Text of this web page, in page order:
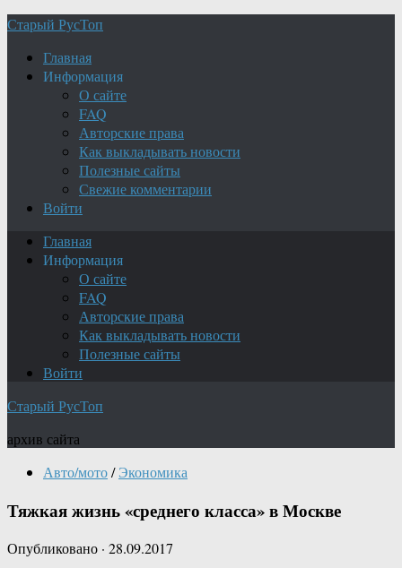
Старый РусТоп
Главная
Информация
О сайте
FAQ
Авторские права
Как выкладывать новости
Полезные сайты
Свежие комментарии
Войти
Главная
Информация
О сайте
FAQ
Авторские права
Как выкладывать новости
Полезные сайты
Войти
Старый РусТоп
архив сайта
Авто/мото/ Экономика
Тяжкая жизнь «среднего класса» в Москве
Опубликовано · 28.09.2017